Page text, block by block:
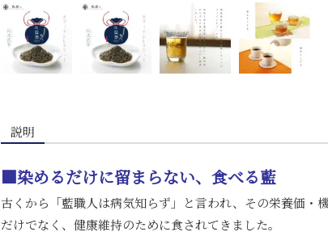
説明
■染めるだけに留まらない、食べる藍
古くから「藍職人は病気知らず」と言われ、その栄養価・
だけでなく、健康維持のために食されてきました。